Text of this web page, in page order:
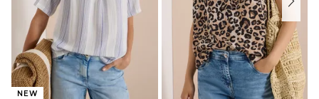
NEW